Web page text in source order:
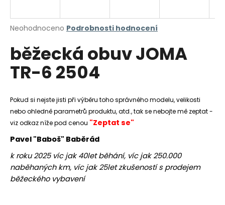
Průměrné
produktu
je
0,0
Neohodnoceno Podrobnosti hodnocení
běžecká obuv JOMA
TR-6 2504
Pokud si nejste jisti při výběru toho správného modelu, velikosti
nebo ohledně parametrů produktu, atd., tak se nebojte mě zeptat -
viz odkaz níže pod cenou "Zeptat se"
Pavel "Baboš" Baběrád
k roku 2025 víc jak 40let běhání, víc jak 250.000
naběhaných km, víc jak 25let zkušeností s prodejem
běžeckého vybavení
j
t
?
HLEDAT
D
o
p